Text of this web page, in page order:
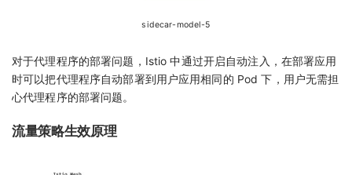
sidecar-model-5
对于代理程序的部署问题，Istio 中通过开启自动注入，在部署应用
时可以把代理程序自动部署到用户应用相同的 Pod 下，用户无需担
心代理程序的部署问题。
流量策略生效原理